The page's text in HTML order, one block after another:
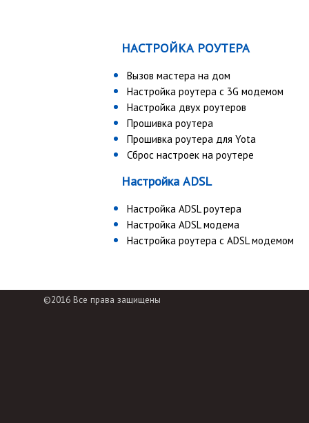
НАСТРОЙКА РОУТЕРА
Вызов мастера на дом
Настройка роутера с 3G модемом
Настройка двух роутеров
Прошивка роутера
Прошивка роутера для Yota
Сброс настроек на роутере
Настройка ADSL
Настройка ADSL роутера
Настройка ADSL модема
Настройка роутера с ADSL модемом
©2016 Все права защищены